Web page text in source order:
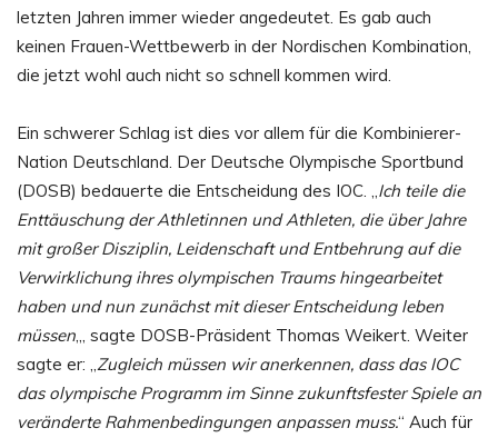
letzten Jahren immer wieder angedeutet. Es gab auch
keinen Frauen-Wettbewerb in der Nordischen Kombination,
die jetzt wohl auch nicht so schnell kommen wird.
Ein schwerer Schlag ist dies vor allem für die Kombinierer-
Nation Deutschland. Der Deutsche Olympische Sportbund
(DOSB) bedauerte die Entscheidung des IOC. „ Ich teile die
Enttäuschung der Athletinnen und Athleten, die über Jahre
mit großer Disziplin, Leidenschaft und Entbehrung auf die
Verwirklichung ihres olympischen Traums hingearbeitet
haben und nun zunächst mit dieser Entscheidung leben
müssen „, sagte DOSB-Präsident Thomas Weikert. Weiter
sagte er: „ Zugleich müssen wir anerkennen, dass das IOC
das olympische Programm im Sinne zukunftsfester Spiele an
veränderte Rahmenbedingungen anpassen muss.“ Auch für